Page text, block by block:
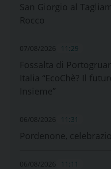
San Giorgio al
Rocco
07/08/2026 11:29
Fossalta di
Italia “EcoChè? Il
Insieme”
06/08/2026 11:31
Pordenone,
06/08/2026 11:11